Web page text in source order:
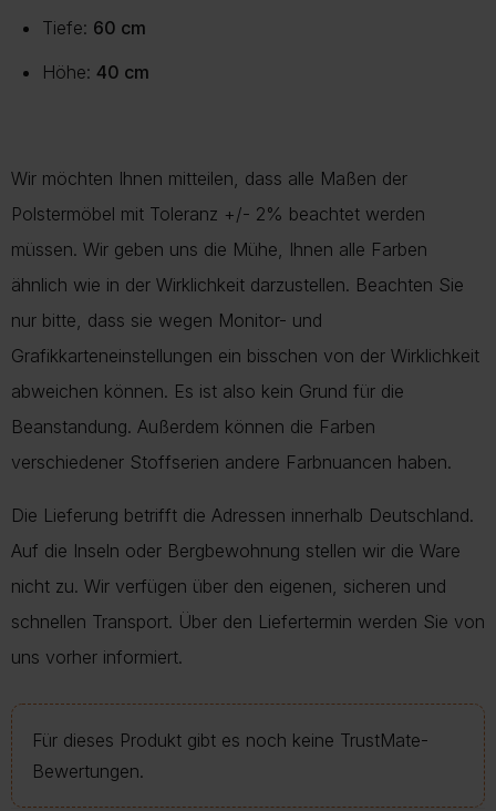
Tiefe: 60 cm
Höhe: 40 cm
Wir möchten Ihnen mitteilen, dass alle Maßen der
Polstermöbel mit Toleranz +/- 2% beachtet werden
müssen. Wir geben uns die Mühe, Ihnen alle Farben
ähnlich wie in der Wirklichkeit darzustellen. Beachten Sie
nur bitte, dass sie wegen Monitor- und
Grafikkarteneinstellungen ein bisschen von der Wirklichkeit
abweichen können. Es ist also kein Grund für die
Beanstandung. Außerdem können die Farben
verschiedener Stoffserien andere Farbnuancen haben.
Die Lieferung betrifft die Adressen innerhalb Deutschland.
Auf die Inseln oder Bergbewohnung stellen wir die Ware
nicht zu. Wir verfügen über den eigenen, sicheren und
schnellen Transport. Über den Liefertermin werden Sie von
uns vorher informiert.
Für dieses Produkt gibt es noch keine TrustMate-
Bewertungen.